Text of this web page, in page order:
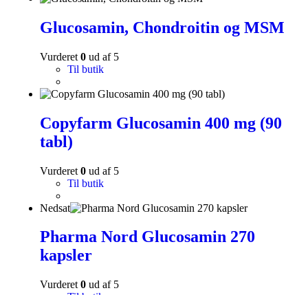
Glucosamin, Chondroitin og MSM
Vurderet 0 ud af 5
Til butik
Copyfarm Glucosamin 400 mg (90
tabl)
Vurderet 0 ud af 5
Til butik
Nedsat
Pharma Nord Glucosamin 270
kapsler
Vurderet 0 ud af 5